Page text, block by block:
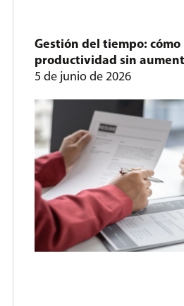
Gestión del tiempo: cómo
productividad sin
5 de junio de 2026